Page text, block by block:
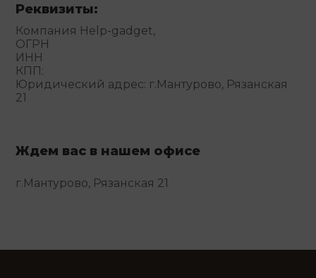
Реквизиты:
Компания Help-gadget,
ОГРН
ИНН
КПП:
Юридический адрес: г.Мантурово, Рязанская
21
Ждем вас в нашем офисе
г.Мантурово, Рязанская 21